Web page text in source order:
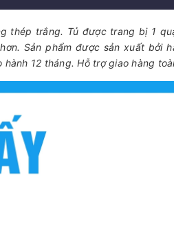
thép trắng. Tủ được trang bị 1
Sản phẩm được sản xuất bởi
12 tháng. Hỗ trợ giao hàng